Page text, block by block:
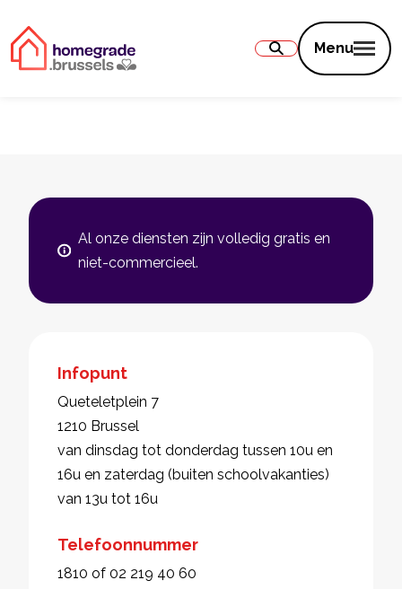
Menu
Al onze diensten zijn volledig gratis en
niet-commercieel.
Infopunt
Queteletplein 7
1210 Brussel
van dinsdag tot donderdag tussen 10u en
16u en zaterdag (buiten schoolvakanties)
van 13u tot 16u
Telefoonnummer
1810 of 02 219 40 60